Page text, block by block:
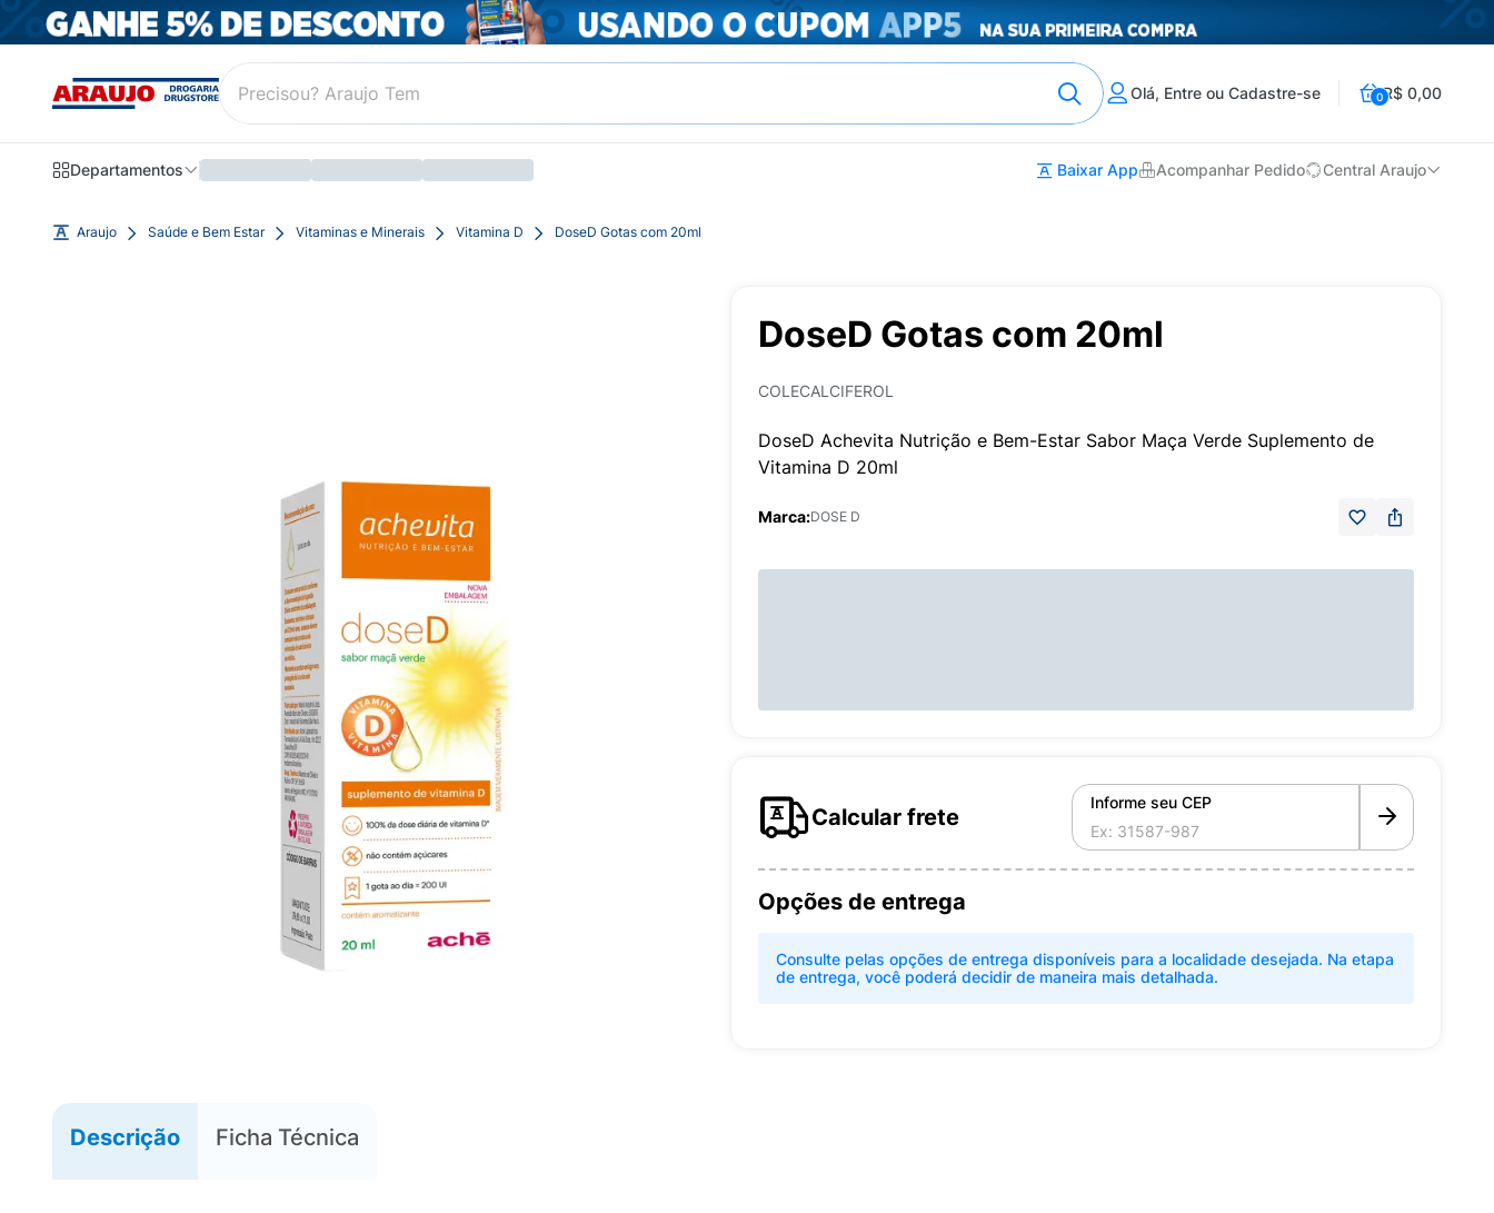
Olá, Entre ou Cadastre-se 0R$ 0,00
Departamentos Baixar App Acompanhar Pedido Central Araujo
Araujo Saúde e Bem Estar Vitaminas e Minerais Vitamina D DoseD Gotas com 20ml
DoseD Gotas com 20ml
COLECALCIFEROL
DoseD Achevita Nutrição e Bem-Estar Sabor Maça Verde Suplemento de
Vitamina D 20ml
Marca:DOSE D
Calcular frete
Informe seu CEP
Opções de entrega
Consulte pelas opções de entrega disponíveis para a localidade desejada. Na etapa
de entrega, você poderá decidir de maneira mais detalhada.
Descrição Ficha Técnica